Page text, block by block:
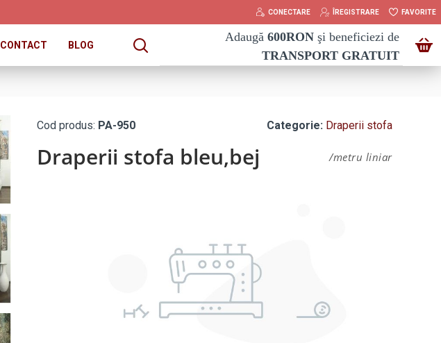
CONECTARE ÎREGISTRARE FAVORITE
CONTACT BLOG
Adaugă 600RON şi beneficiezi de
TRANSPORT GRATUIT
Cod produs: PA-950 Categorie: Draperii stofa
Draperii stofa bleu,bej /metru liniar